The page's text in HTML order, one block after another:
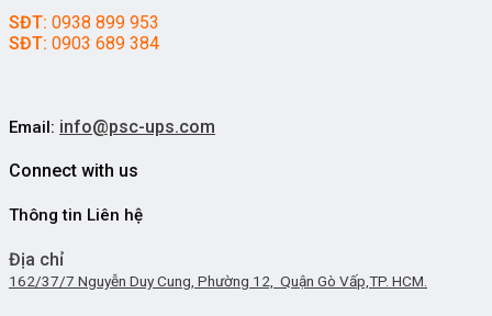
SĐT: 0938 899 953
SĐT: 0903 689 384
Email: info@psc-ups.com
Connect with us
Thông tin Liên hệ
Địa chỉ
162/37/7 Nguyễn Duy Cung, Phường 12, Quận Gò Vấp,TP. HCM.